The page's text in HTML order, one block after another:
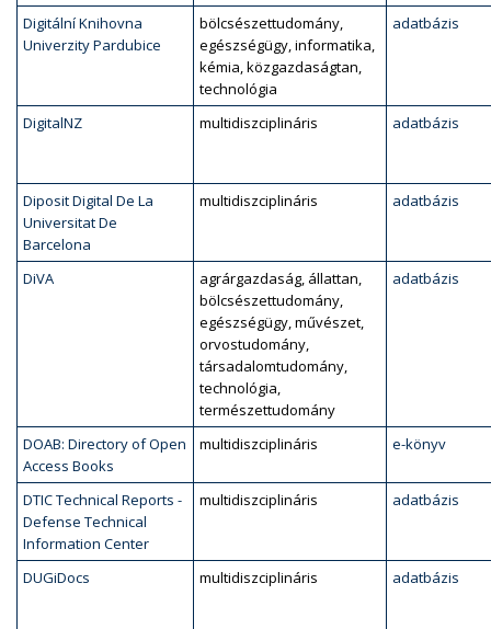
Digitální Knihovna
Univerzity Pardubice
bölcsészettudomány,
egészségügy, informatika,
kémia, közgazdaságtan,
technológia
adatbázis
DigitalNZ multidiszciplináris adatbázis
Diposit Digital De La
Universitat De
Barcelona
multidiszciplináris adatbázis
DiVA
agrárgazdaság, állattan,
bölcsészettudomány,
egészségügy, művészet,
orvostudomány,
társadalomtudomány,
technológia,
természettudomány
adatbázis
DOAB: Directory of Open
Access Books
multidiszciplináris e-könyv
DTIC Technical Reports -
Defense Technical
Information Center
multidiszciplináris adatbázis
DUGiDocs multidiszciplináris adatbázis